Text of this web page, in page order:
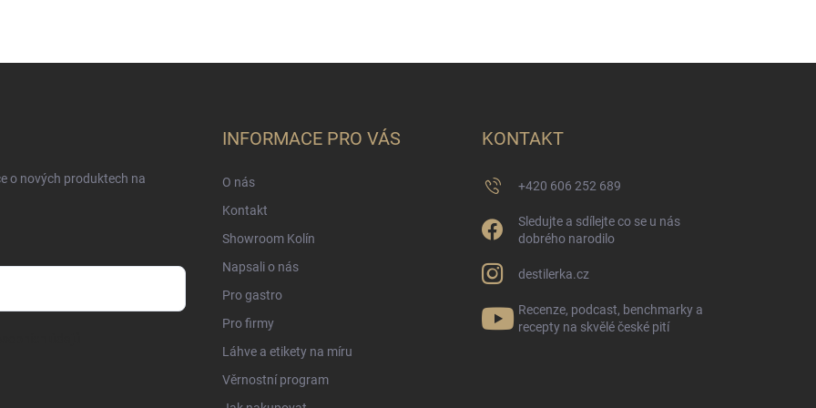
o nových produktech na
INFORMACE PRO VÁS
O nás
Kontakt
Showroom Kolín
Napsali o nás
Pro gastro
Pro firmy
Láhve a etikety na míru
Věrnostní program
KONTAKT
+420 606 252 689
Sledujte a sdílejte co se u nás
dobrého narodilo
destilerka.cz
Recenze, podcast, benchmarky a
recepty na skvělé české pití